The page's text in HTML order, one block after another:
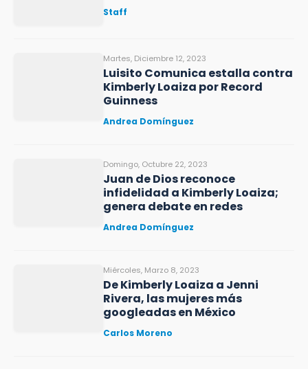
Staff
Martes, Diciembre 12, 2023
Luisito Comunica estalla contra
Kimberly Loaiza por Record
Guinness
Andrea Domínguez
Domingo, Octubre 22, 2023
Juan de Dios reconoce
infidelidad a Kimberly Loaiza;
genera debate en redes
Andrea Domínguez
Miércoles, Marzo 8, 2023
De Kimberly Loaiza a Jenni
Rivera, las mujeres más
googleadas en México
Carlos Moreno